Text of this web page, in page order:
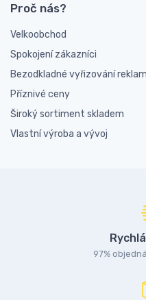
Proč nás?
Velkoobchod
Spokojení zákazníci
Bezodkladné vyřizování
Příznivé ceny
Široký sortiment skladem
Vlastní výroba a vývoj
97%